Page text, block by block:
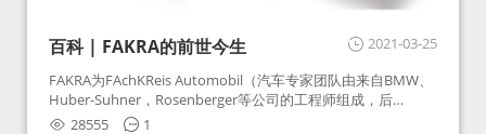
2021-03-25
百科 | FAKRA的前世今生
FAKRA为FAchKReis Automobil（汽车专家团队由来自BMW、
Huber-Suhner，Rosenberger等公司的工程师组成，后
Huber-Suhner相关连接器业务及技术在2010年并入
28555 1